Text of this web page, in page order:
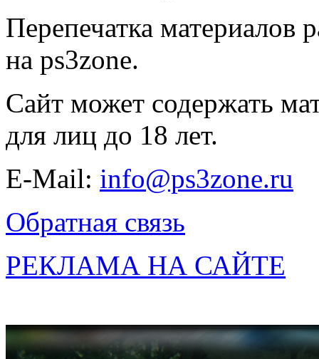
Перепечатка материалов
на ps3zone.
Сайт может содержать
для лиц до 18 лет.
E-Mail: info@ps3zone.ru
Обратная связь
РЕКЛАМА НА САЙТЕ